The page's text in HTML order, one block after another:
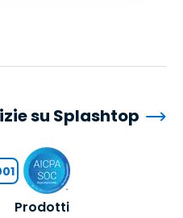
Prodotti
su Splashtop